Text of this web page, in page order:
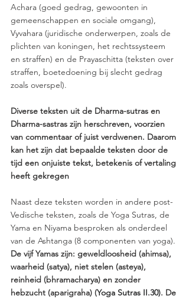
Achara (goed gedrag, gewoonten in
gemeenschappen en sociale omgang),
Vyvahara (juridische onderwerpen, zoals de
plichten van koningen, het rechtssysteem
en straffen) en de Prayaschitta (teksten over
straffen, boetedoening bij slecht gedrag
zoals overspel).
Diverse teksten uit de Dharma-sutras en
Dharma-sastras zijn herschreven, voorzien
van commentaar of juist verdwenen. Daarom
kan het zijn dat bepaalde teksten door de
tijd een onjuiste tekst, betekenis of vertaling
heeft gekregen
Naast deze teksten worden in andere post-
Vedische teksten, zoals de Yoga Sutras, de
Yama en Niyama besproken als onderdeel
van de Ashtanga (8 componenten van yoga).
De vijf Yamas zijn: geweldloosheid (ahimsa),
waarheid (satya), niet stelen (asteya),
reinheid (bhramacharya) en zonder
hebzucht (aparigraha) (Yoga Sutras II.30). De